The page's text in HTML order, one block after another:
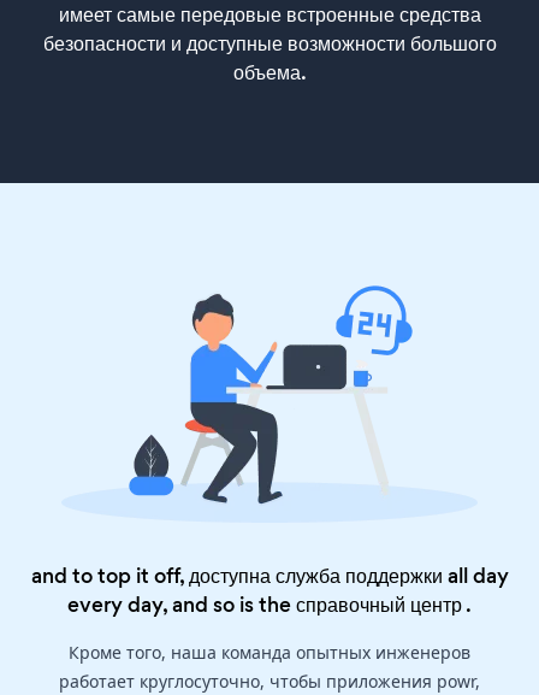
имеет самые передовые встроенные средства
безопасности и доступные возможности большого
объема.
and to top it off, доступна служба поддержки all day
every day, and so is theсправочный центр.
Кроме того, наша команда опытных инженеров
работает круглосуточно, чтобы приложения powr,